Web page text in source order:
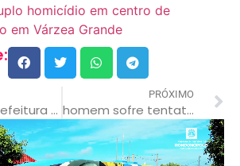
homicídio em centro de
em Várzea Grande
portal da prefeitura oferece ferramenta que agiliza pagamento do iptu
PRÓXIMO
homem sofre tentativa de homicídio ao realizar cobrança de dívida; armas apreendidas e dois detidos